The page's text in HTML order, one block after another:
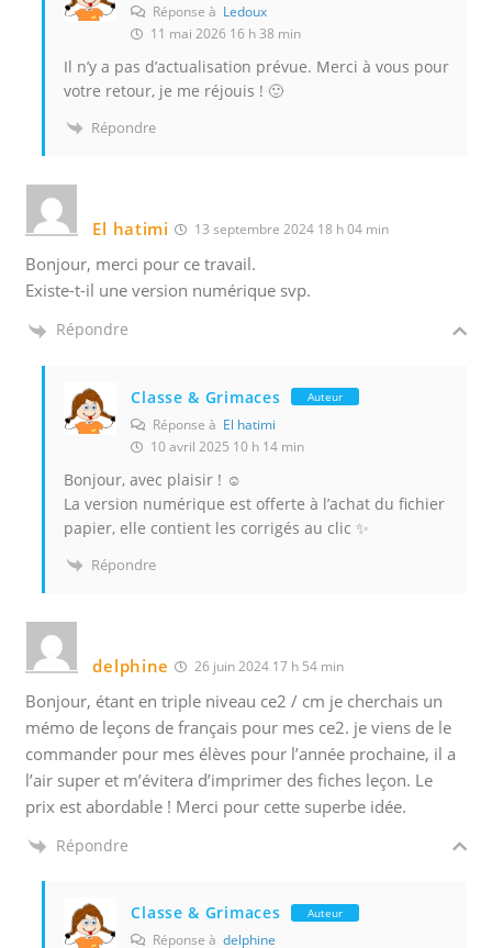
Réponse à Ledoux
11 mai 2026 16 h 38 min
Il n’y a pas d’actualisation prévue. Merci à vous pour
votre retour, je me réjouis ! 🙂
Répondre
El hatimi 13 septembre 2024 18 h 04 min
Bonjour, merci pour ce travail.
Existe-t-il une version numérique svp.
Répondre
Classe & Grimaces Auteur
Réponse à El hatimi
10 avril 2025 10 h 14 min
Bonjour, avec plaisir ! ☺️
La version numérique est offerte à l’achat du fichier
papier, elle contient les corrigés au clic ✨
Répondre
delphine 26 juin 2024 17 h 54 min
Bonjour, étant en triple niveau ce2 / cm je cherchais un
mémo de leçons de français pour mes ce2. je viens de le
commander pour mes élèves pour l’année prochaine, il a
l’air super et m’évitera d’imprimer des fiches leçon. Le
prix est abordable ! Merci pour cette superbe idée.
Répondre
Classe & Grimaces Auteur
Réponse àdelphine